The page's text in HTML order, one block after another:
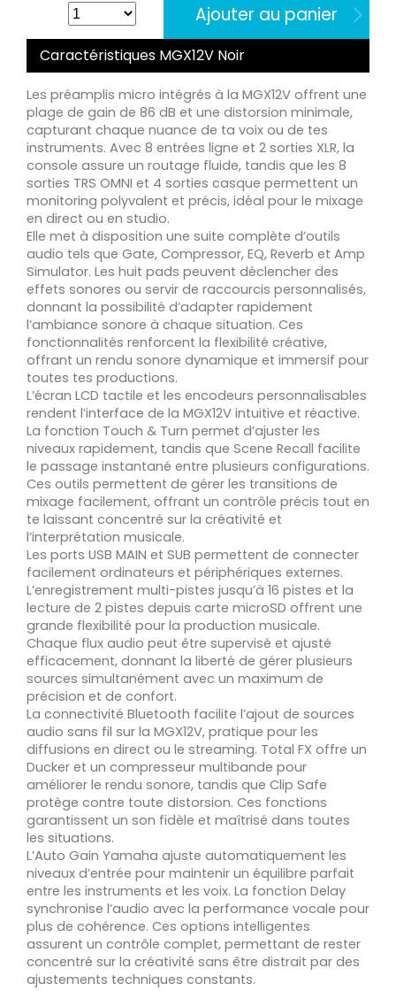
Ajouter au panier
Caractéristiques MGX12V Noir
Les préamplis micro intégrés à la MGX12V offrent une
plage de gain de 86 dB et une distorsion minimale,
capturant chaque nuance de ta voix ou de tes
instruments. Avec 8 entrées ligne et 2 sorties XLR, la
console assure un routage fluide, tandis que les 8
sorties TRS OMNI et 4 sorties casque permettent un
monitoring polyvalent et précis, idéal pour le mixage
en direct ou en studio.
Elle met à disposition une suite complète d’outils
audio tels que Gate, Compressor, EQ, Reverb et Amp
Simulator. Les huit pads peuvent déclencher des
effets sonores ou servir de raccourcis personnalisés,
donnant la possibilité d’adapter rapidement
l’ambiance sonore à chaque situation. Ces
fonctionnalités renforcent la flexibilité créative,
offrant un rendu sonore dynamique et immersif pour
toutes tes productions.
L’écran LCD tactile et les encodeurs personnalisables
rendent l’interface de la MGX12V intuitive et réactive.
La fonction Touch & Turn permet d’ajuster les
niveaux rapidement, tandis que Scene Recall facilite
le passage instantané entre plusieurs configurations.
Ces outils permettent de gérer les transitions de
mixage facilement, offrant un contrôle précis tout en
te laissant concentré sur la créativité et
l’interprétation musicale.
Les ports USB MAIN et SUB permettent de connecter
facilement ordinateurs et périphériques externes.
L’enregistrement multi-pistes jusqu’à 16 pistes et la
lecture de 2 pistes depuis carte microSD offrent une
grande flexibilité pour la production musicale.
Chaque flux audio peut être supervisé et ajusté
efficacement, donnant la liberté de gérer plusieurs
sources simultanément avec un maximum de
précision et de confort.
La connectivité Bluetooth facilite l’ajout de sources
audio sans fil sur la MGX12V, pratique pour les
diffusions en direct ou le streaming. Total FX offre un
Ducker et un compresseur multibande pour
améliorer le rendu sonore, tandis que Clip Safe
protège contre toute distorsion. Ces fonctions
garantissent un son fidèle et maîtrisé dans toutes
les situations.
L’Auto Gain Yamaha ajuste automatiquement les
niveaux d’entrée pour maintenir un équilibre parfait
entre les instruments et les voix. La fonction Delay
synchronise l’audio avec la performance vocale pour
plus de cohérence. Ces options intelligentes
assurent un contrôle complet, permettant de rester
concentré sur la créativité sans être distrait par des
ajustements techniques constants.